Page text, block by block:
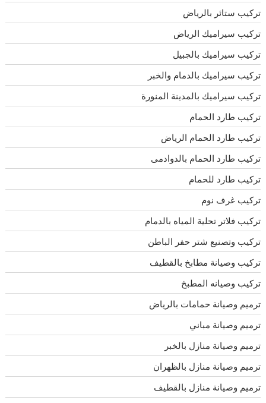
تركيب ستائر بالرياض
تركيب سيراميك الرياض
تركيب سيراميك بالجبيل
تركيب سيراميك بالدمام والخبر
تركيب سيراميك بالمدينة المنورة
تركيب طارد الحمام
تركيب طارد الحمام الرياض
تركيب طارد الحمام بالدوادمى
تركيب طارد للحمام
تركيب غرف نوم
تركيب فلاتر تحلية المياه بالدمام
تركيب وتصنيع شتر حفر الباطن
تركيب وصيانة مطابخ بالقطيف
تركيب وصيانه المطبخ
ترميم وصيانة حمامات بالرياض
ترميم وصيانة مباني
ترميم وصيانة منازل بالخبر
ترميم وصيانة منازل بالظهران
ترميم وصيانة منازل بالقطيف